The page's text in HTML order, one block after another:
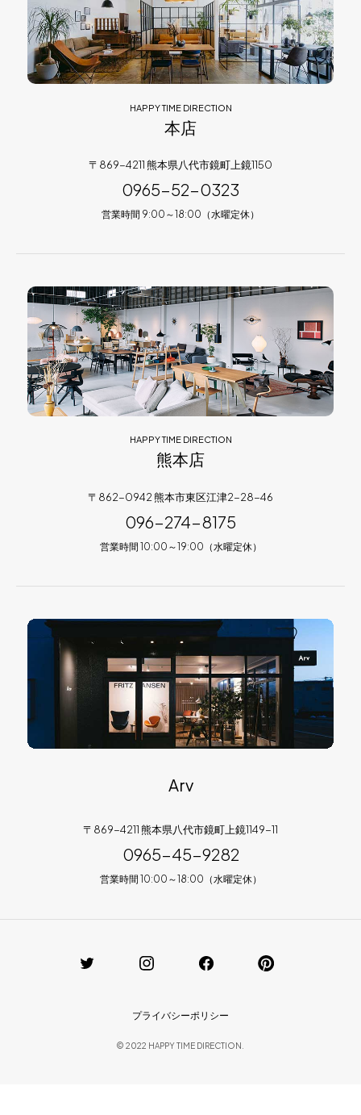
HAPPY TIME DIRECTION
本店
〒869-4211 熊本県八代市鏡町上鏡1150
0965-52-0323
営業時間 9:00～18:00（水曜定休）
HAPPY TIME DIRECTION
熊本店
〒862-0942 熊本市東区江津2-28-46
096-274-8175
営業時間 10:00～19:00（水曜定休）
Arv
〒869-4211 熊本県八代市鏡町上鏡1149-11
0965-45-9282
営業時間 10:00～18:00（水曜定休）
プライバシーポリシー
© 2022 HAPPY TIME DIRECTION.